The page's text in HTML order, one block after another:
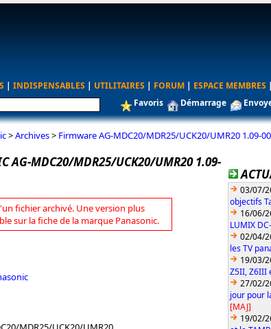
| INDISPENSABLES | UTILITAIRES | FORUM | ESPACE MEMBRES |
Favoris Démarrage
>Archives> Firmware AG-MDC20/MDR25/UCK20/UMR20 1.09-
AG-MDC20/MDR25/UCK20/UMR20 1.09-
fichier archivé. Une version plus
sur la fiche de la marque Panasonic.
03/07/
objectifs
16/06/
LUMIX
02/04/
les TV
19/03/
Z5II, Z6III
27/02/
jour pour
[MAJ]
19/02/